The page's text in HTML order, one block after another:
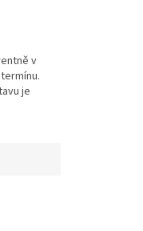
v
je